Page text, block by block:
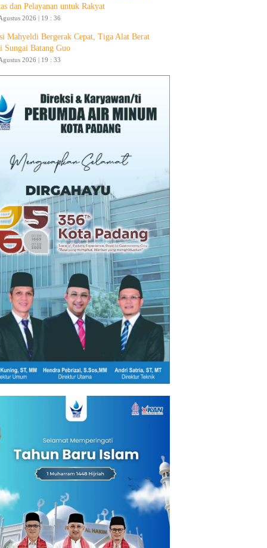
dan Pelayanan untuk Rakyat
2026 | 19 : 36
Mahyeldi Bergerak Cepat, Tiga Alat Berat
Sungai Batang Guo
2026 | 19 : 33